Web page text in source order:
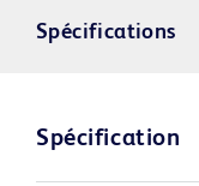
Spécifications
Spécification